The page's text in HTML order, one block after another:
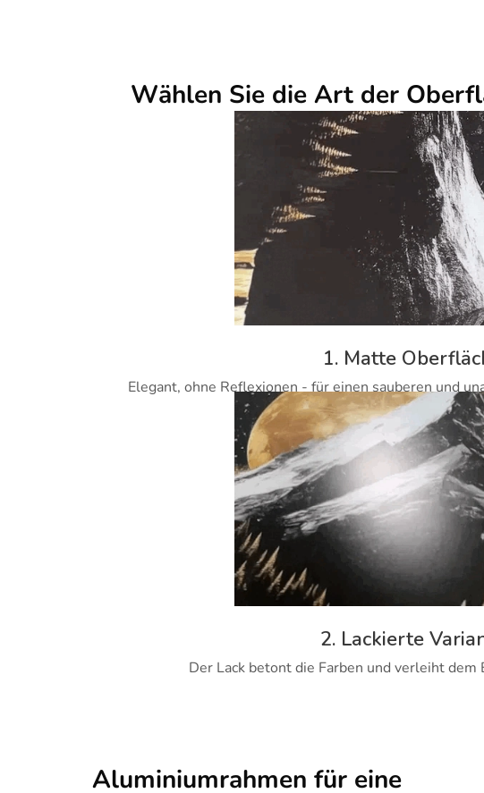
Wählen Sie die Art der
1. Matte
Elegant, ohne Reflexionen - für einen sauberen und
2. Lackierte
Der Lack betont die Farben und verleiht dem
Aluminiumrahmen für eine